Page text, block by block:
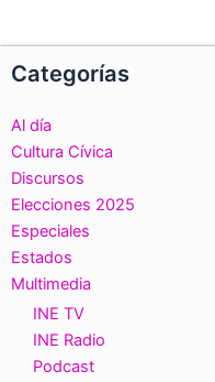
Categorías
Al día
Cultura Cívica
Discursos
Elecciones 2025
Especiales
Estados
Multimedia
INE TV
INE Radio
Podcast